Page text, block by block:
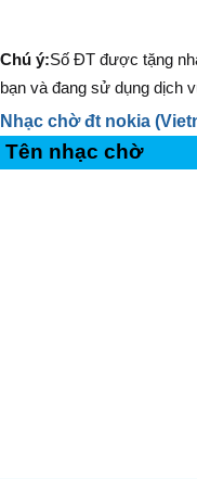
Chú ý:Số ĐT được tặng
bạn và đang sử dụng dịch
Nhạc chờ đt nokia
Tên nhạc chờ